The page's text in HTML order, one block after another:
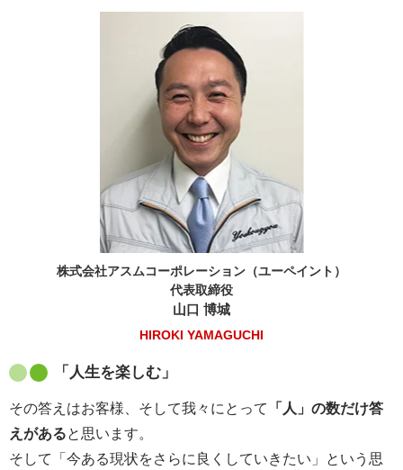
株式会社アスムコーポレーション（ユーペイント）
代表取締役
山口 博城
HIROKI YAMAGUCHI
「人生を楽しむ」
その答えはお客様、そして我々にとって
「人」の数だけ答
えがあると思います。
そして「今ある現状をさらに良くしていきたい」という思